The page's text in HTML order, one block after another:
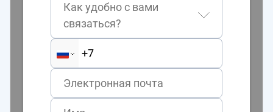
Как удобно с вами
связаться?